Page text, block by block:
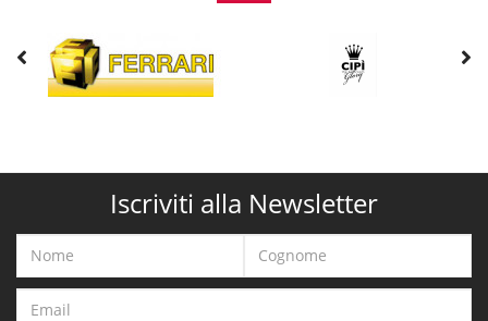
Iscriviti alla Newsletter